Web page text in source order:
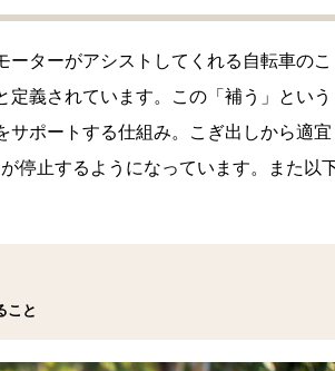
ターがアシストしてくれる自転車のこ
義されています。この「補う」という
サポートする仕組み。こぎ出しから適宜
停止するようになっています。また以
こと